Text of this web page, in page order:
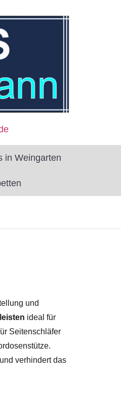
in Weingarten
und
ideal für
Seitenschläfer
verhindert das